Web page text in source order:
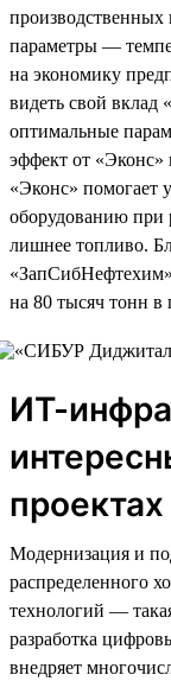
параметры —
на экономику
видеть свой вклад
оптимальные
эффект от
«Эконс» помогает
оборудованию при
лишнее топливо.
«ЗапСибНефтехим»
на 80 тысяч тонн в
ИТ-
проектах
Модернизация и
распределенного
технологий —
разработка
внедряет